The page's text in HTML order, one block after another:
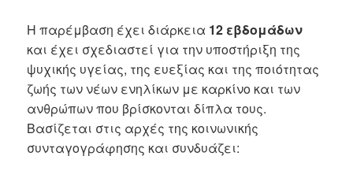
Η παρέμβαση έχει διάρκεια 12 εβδομάδων
και έχει σχεδιαστεί για την υποστήριξη της
ψυχικής υγείας, της ευεξίας και της ποιότητας
ζωής των νέων ενηλίκων με καρκίνο και των
ανθρώπων που βρίσκονται δίπλα τους.
Βασίζεται στις αρχές της κοινωνικής
συνταγογράφησης και συνδυάζει: